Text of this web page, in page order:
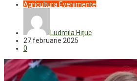
Agricultura Evenimente
Ludmila Hițuc
27 februarie 2025
0